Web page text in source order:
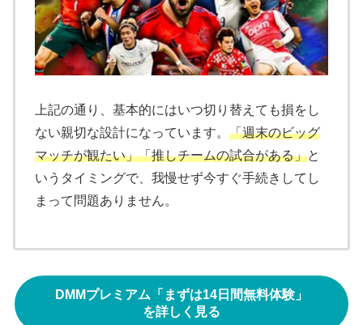
上記の通り、基本的にはいつ切り替えても損をし
ない親切な設計になっています。 「週末のビッグ
マッチが観たい」「推しチームの試合がある」と
いうタイミングで、我慢せず今すぐ手続きしてし
まって問題ありません。
DMMプレミアム「まずは14日間無料体験」
を詳しく見る